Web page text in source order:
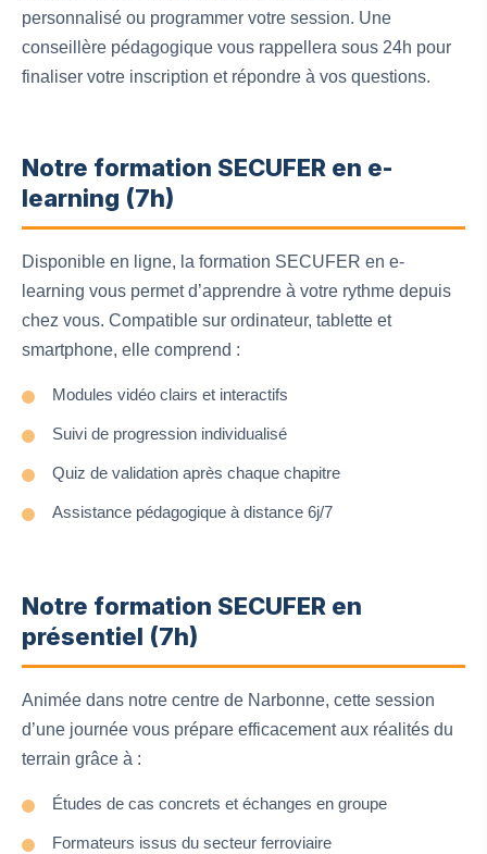
personnalisé ou programmer votre session. Une
conseillère pédagogique vous rappellera sous 24h pour
finaliser votre inscription et répondre à vos questions.
Notre formation SECUFER en e-
learning (7h)
Disponible en ligne, la formation SECUFER en e-
learning vous permet d’apprendre à votre rythme depuis
chez vous. Compatible sur ordinateur, tablette et
smartphone, elle comprend :
Modules vidéo clairs et interactifs
Suivi de progression individualisé
Quiz de validation après chaque chapitre
Assistance pédagogique à distance 6j/7
Notre formation SECUFER en
présentiel (7h)
Animée dans notre centre de Narbonne, cette session
d’une journée vous prépare efficacement aux réalités du
terrain grâce à :
Études de cas concrets et échanges en groupe
Formateurs issus du secteur ferroviaire